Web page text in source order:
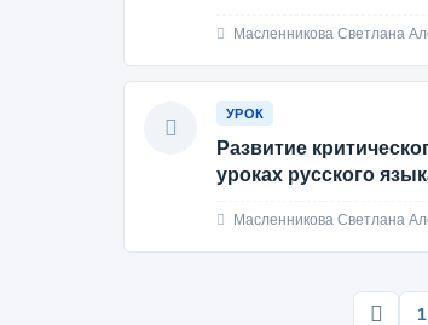
Масленникова Светлана
УРОК
Развитие
уроках русского
Масленникова Светлана
1